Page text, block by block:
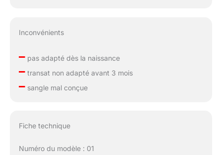
Inconvénients
–pas adapté dès la naissance
–transat non adapté avant 3 mois
–sangle mal conçue
Fiche technique
Numéro du modèle : 01